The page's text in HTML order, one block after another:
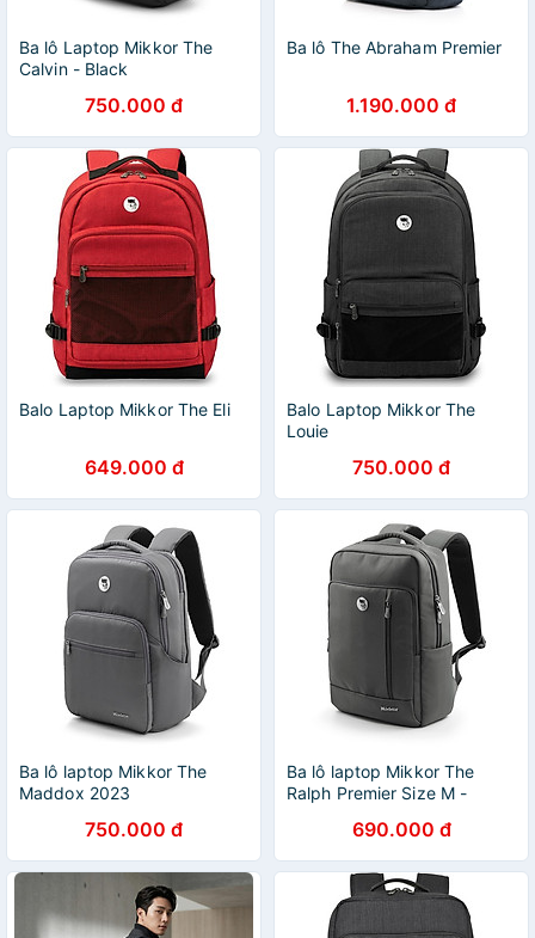
Ba lô Laptop Mikkor The
Calvin - Black
750.000 đ
Ba lô The Abraham Premier
1.190.000 đ
Balo Laptop Mikkor The Eli
649.000 đ
Balo Laptop Mikkor The
Louie
750.000 đ
Ba lô laptop Mikkor The
Maddox 2023
750.000 đ
Ba lô laptop Mikkor The
Ralph Premier Size M -
690.000 đ